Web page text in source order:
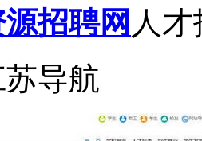
招聘网 人
导航